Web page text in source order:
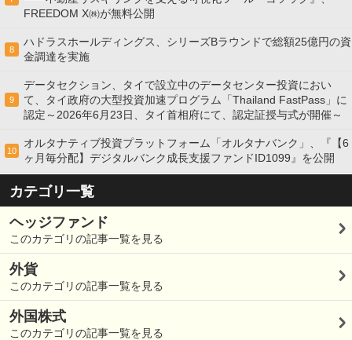
FREEDOM X㈱が無料公開
8
ハドラスホールディングス、シリーズBラウンドで総額25億円の資
金調達を実施
9
データセクション、タイで設立中のデータセンター投資におい
て、タイ政府の大型投資加速プログラム「Thailand FastPass」に
認定～2026年6月23日、タイ首相府にて、認定証授与式が開催～
10
オルタナティブ投資プラットフォーム「オルタナバンク」、『【6
ヶ月毎分配】デジタルバンク成長支援ファンドID1099』を公開
カテゴリ一覧
ヘッジファンド
このカテゴリの記事一覧を見る
外貨
このカテゴリの記事一覧を見る
外国株式
このカテゴリの記事一覧を見る